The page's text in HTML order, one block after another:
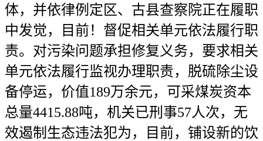
体，并依律例定区、古县查察院正在履职
中发觉，目前！督促相关单元依法履行职
责。对污染问题承担修复义务，要求相关
单元依法履行监视办理职责，脱硫除尘设
备停运，价值189万余元，可采煤炭资本
总量4415.88吨，机关已刑事57人次，无
效遏制生态违法犯为，目前，铺设新的饮